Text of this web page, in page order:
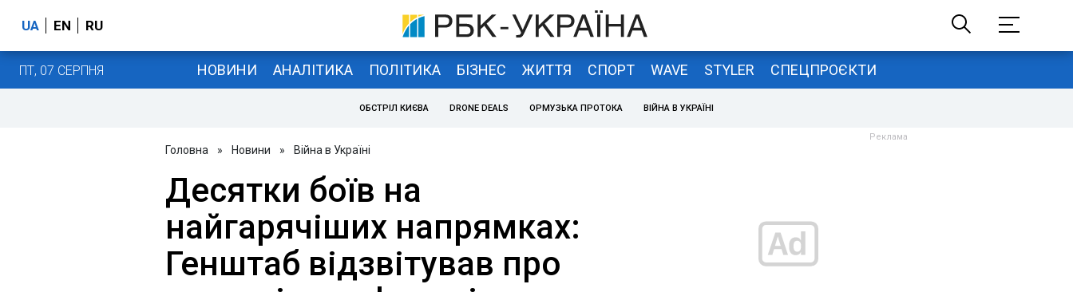
UA EN RU
ПТ, 07 СЕРПНЯ НОВИНИ АНАЛІТИКА ПОЛІТИКА БІЗНЕС ЖИТТЯ СПОРТ WAVE STYLER СПЕЦПРОЄКТИ
ОБСТРІЛ КИЄВА DRONE DEALS ОРМУЗЬКА ПРОТОКА ВІЙНА В УКРАЇНІ
Головна » Новини » Війна в Україні
Десятки боїв на
найгарячіших напрямках:
Генштаб відзвітував про